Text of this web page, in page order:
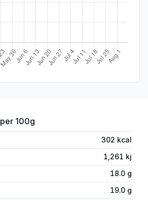
for 'Coop Mozarella Sticks 250g'
per 100g
302 kcal
1,261 kj
18.0 g
19.0 g